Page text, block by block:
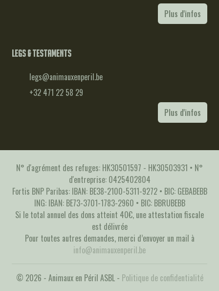
Plus d'infos
Legs & testaments
legs@animauxenperil.be
+32 471 22 58 29
Plus d'infos
N° d'agrément des refuges: HK30501597 - HK30503931 • N°
d'entreprise: 0425402804
Fortis BNP Paribas: IBAN: BE38-2100-5311-9272 • BIC: GEBABEBB
ING: IBAN: BE73-3701-1783-2960 • BIC: BBRUBEBB
Si le total annuel des dons atteint 40€, une attestation fiscale
est délivrée
Pour toutes autres demandes, merci d’envoyer un mail à
info@animauxenperil.be
© 2026 - Animaux en Péril ASBL - Politique de confidentialité